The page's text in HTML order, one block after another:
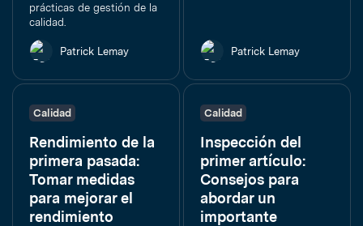
prácticas de gestión de la
calidad.
Patrick Lemay Patrick Lemay
Calidad
Rendimiento de la
primera pasada:
Tomar medidas
para mejorar el
rendimiento
Calidad
Inspección del
primer artículo:
Consejos para
abordar un
importante